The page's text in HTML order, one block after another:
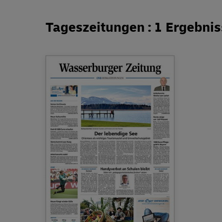
Tageszeitungen : 1